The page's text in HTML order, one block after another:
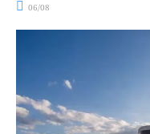
06/08